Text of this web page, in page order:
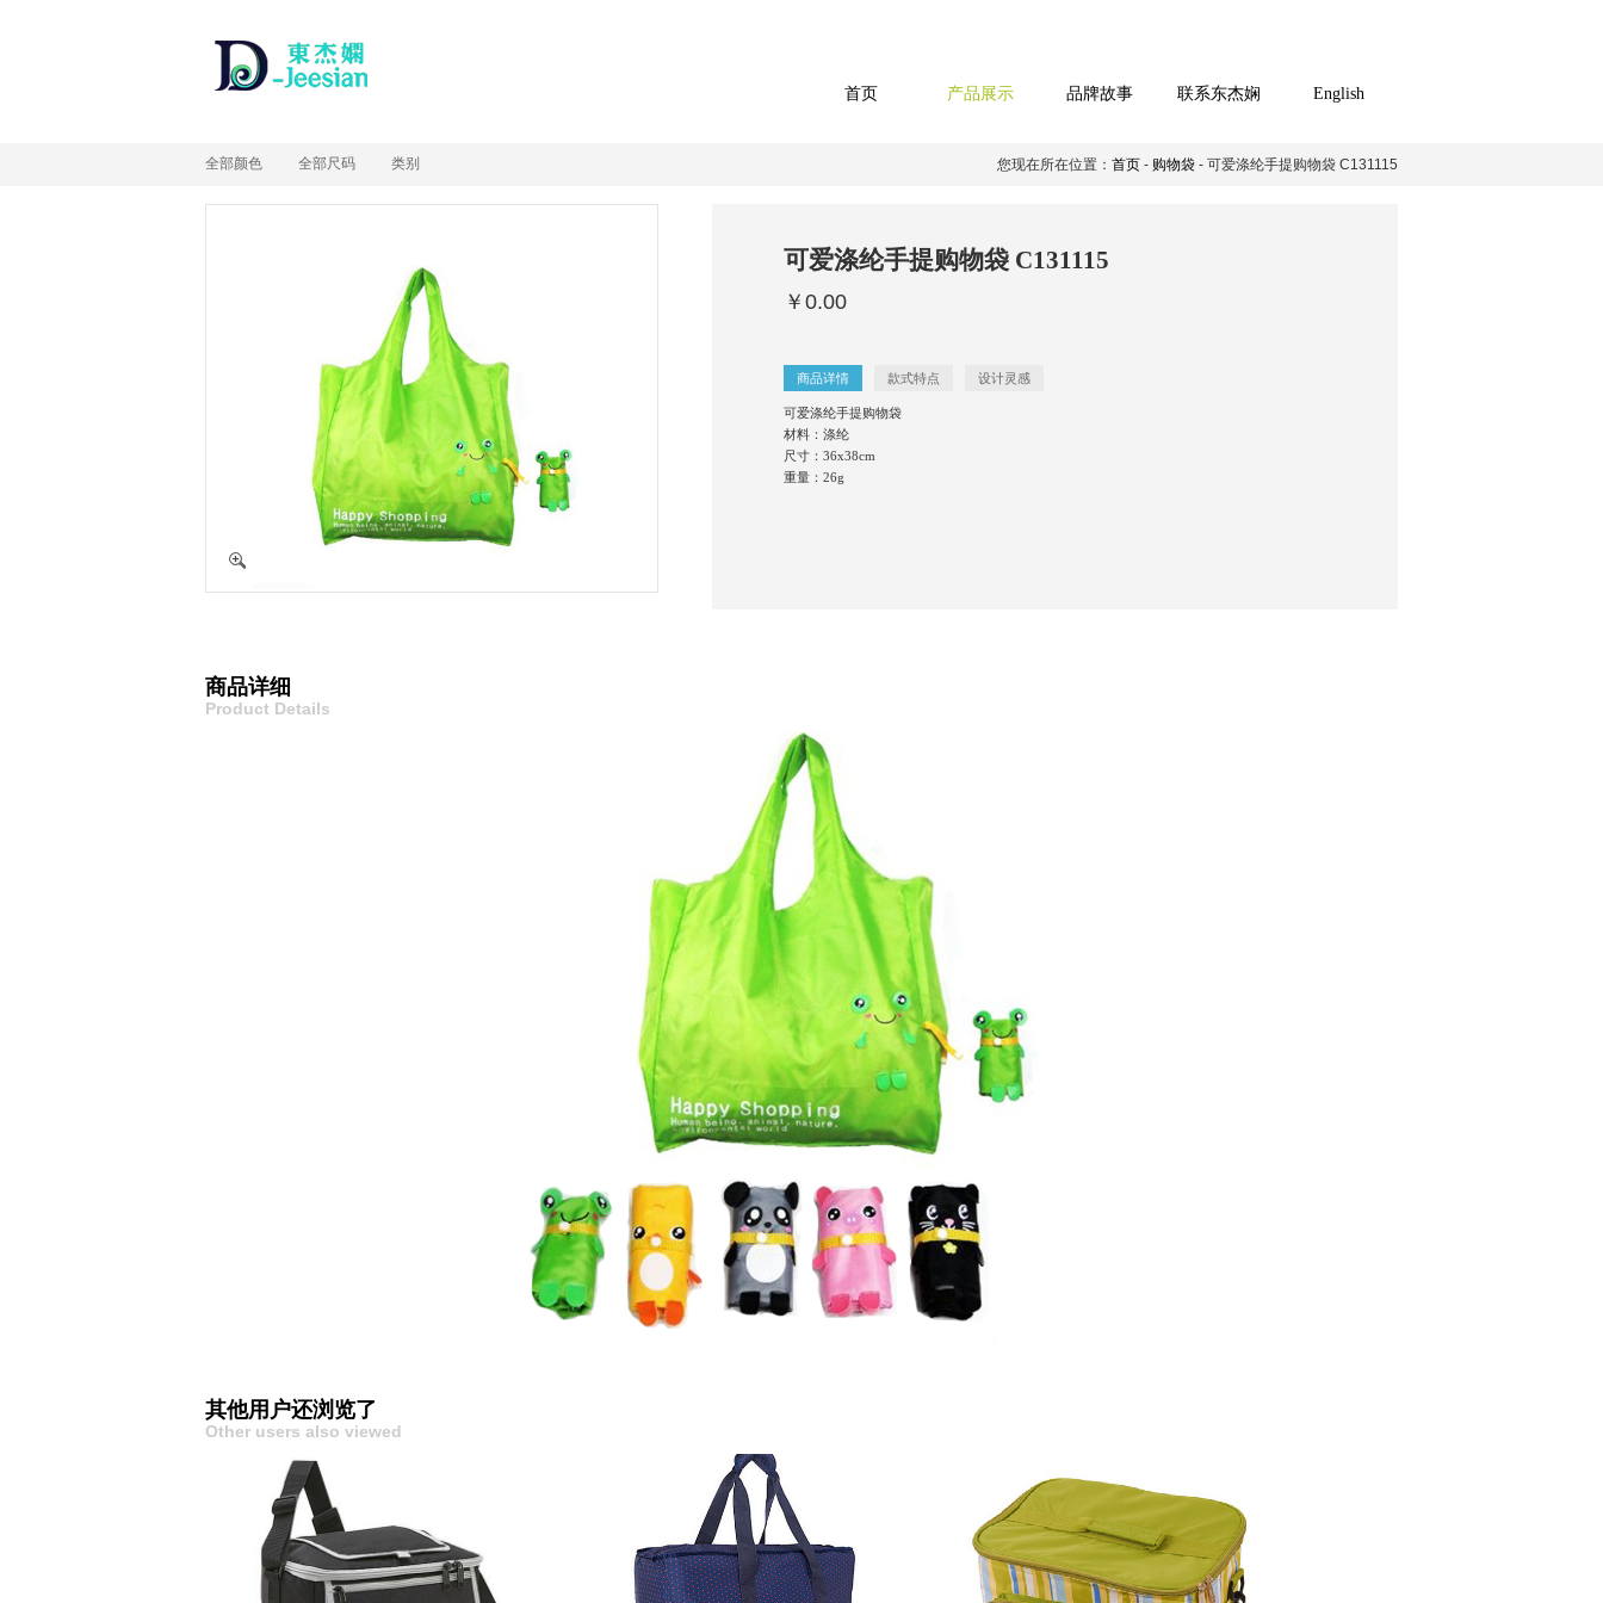
首页 产品展示 品牌故事 联系东杰娴 English
全部颜色 全部尺码 类别 您现在所在位置： 首页 - 购物袋 - 可爱涤纶手提购物袋 C131115
可爱涤纶手提购物袋 C131115
￥0.00
商品详情 款式特点 设计灵感
可爱涤纶手提购物袋
材料：涤纶
尺寸：36x38cm
重量：26g
商品详细
Product Details
其他用户还浏览了
Other users also viewed